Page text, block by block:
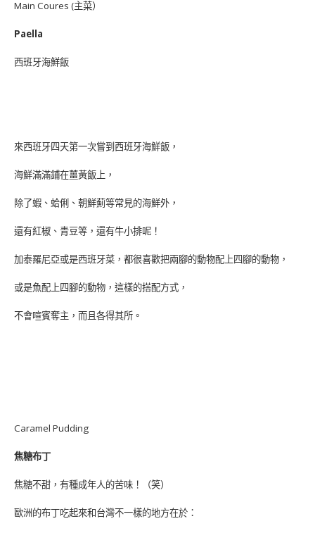
Main Coures (主菜）
Paella
西班牙海鮮飯
來西班牙四天第一次嘗到西班牙海鮮飯，
海鮮滿滿鋪在薑黃飯上，
除了蝦、蛤俐、朝鮮薊等常見的海鮮外，
還有紅椒、青豆等，還有牛小排呢！
加泰羅尼亞或是西班牙菜，都很喜歡把兩腳的動物配上四腳的動物，
或是魚配上四腳的動物，這樣的搭配方式，
不會喧賓奪主，而且各得其所。
Caramel Pudding
焦糖布丁
焦糖不甜，有種成年人的苦味！（笑）
歐洲的布丁吃起來和台灣不一樣的地方在於：